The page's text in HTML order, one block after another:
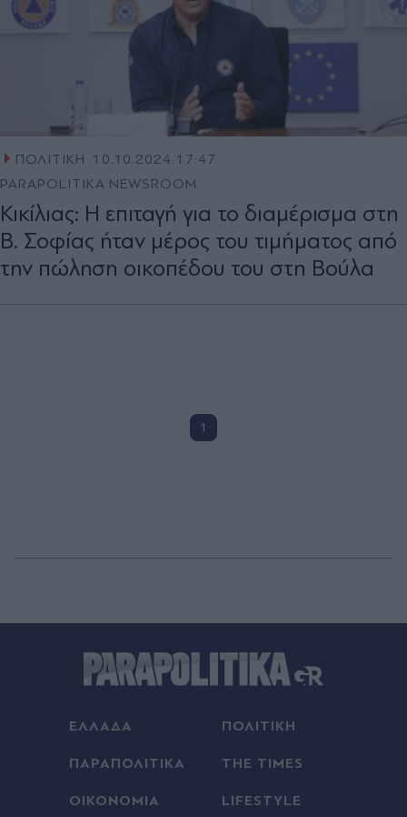
ΠΟΛΙΤΙΚΗ
10.10.2024 17:47
PARAPOLITIKA NEWSROOM
Κικίλιας: Η επιταγή για το διαμέρισμα στη
Β. Σοφίας ήταν μέρος του τιμήματος από
την πώληση οικοπέδου του στη Βούλα
1
ΕΛΛΑΔΑ ΠΟΛΙΤΙΚΗ
ΠΑΡΑΠΟΛΙΤΙΚΑ THE TIMES
ΟΙΚΟΝΟΜΙΑ LIFESTYLE